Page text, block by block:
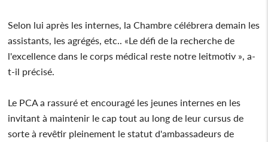
Selon lui après les internes, la Chambre célébrera demain les
assistants, les agrégés, etc.. «Le défi de la recherche de
l'excellence dans le corps médical reste notre leitmotiv », a-
t-il précisé.
Le PCA a rassuré et encouragé les jeunes internes en les
invitant à maintenir le cap tout au long de leur cursus de
sorte à revêtir pleinement le statut d'ambassadeurs de